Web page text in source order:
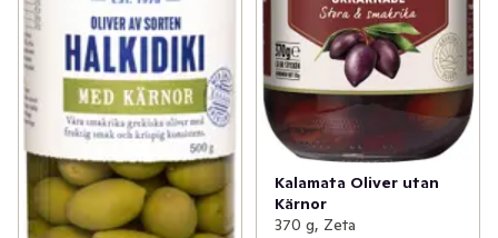
Kalamata Oliver utan
Kärnor
370 g, Zeta